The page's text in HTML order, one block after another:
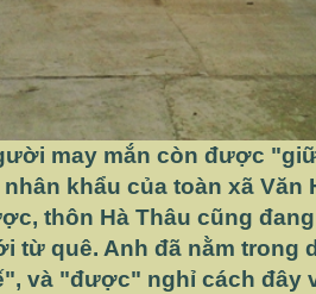
may mắn còn được
nhân khẩu của toàn xã Văn
thôn Hà Thâu cũng
từ quê. Anh đã nằm trong
, và "được" nghỉ cách đây